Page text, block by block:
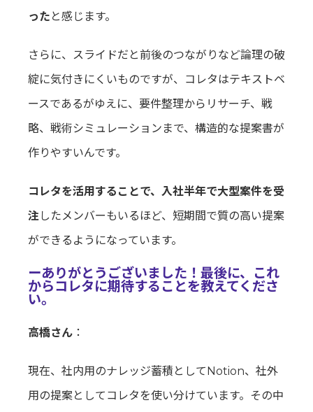
った と感じます。
さらに、スライドだと前後のつながりなど論理の破
綻に気付きにくいものですが、コレタはテキストベ
ースであるがゆえに、要件整理からリサーチ、戦
略、戦術シミュレーションまで、構造的な提案書が
作りやすいんです。
コレタを活用することで、入社半年で大型案件を受
注したメンバーもいるほど、短期間で質の高い提案
ができるようになっています。
ーありがとうございました！最後に、これ
からコレタに期待することを教えてくださ
い。
高橋さん ：
現在、社内用のナレッジ蓄積としてNotion、社外
用の提案としてコレタを使い分けています。その中